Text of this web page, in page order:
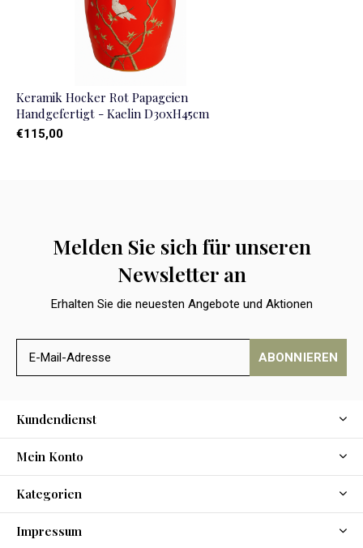
Keramik Hocker Rot Papageien
Handgefertigt - Kaelin D30xH45cm
€115,00
Melden Sie sich für unseren
Newsletter an
Erhalten Sie die neuesten Angebote und Aktionen
ABONNIEREN
Kundendienst
Mein Konto
Kategorien
Impressum